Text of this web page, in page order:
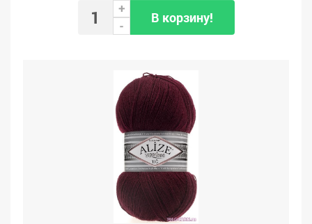
+
-
В корзину!